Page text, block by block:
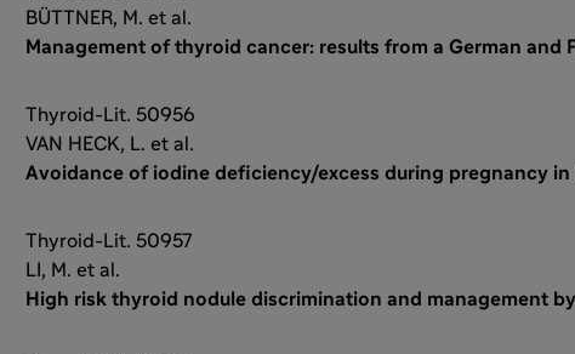
BÜTTNER, M. et al.
Management of thyroid cancer: results from a German and
Thyroid-Lit. 50956
VAN HECK, L. et al.
Avoidance of iodine deficiency/excess during pregnancy in
Thyroid-Lit. 50957
LI, M. et al.
High risk thyroid nodule discrimination and management